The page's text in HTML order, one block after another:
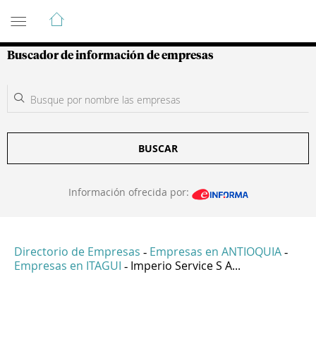
Guía de Empresas Colombianas
Buscador de información de empresas
BUSCAR
Información ofrecida por:
Directorio de Empresas - Empresas en ANTIOQUIA -
Empresas en ITAGUI - Imperio Service S A...